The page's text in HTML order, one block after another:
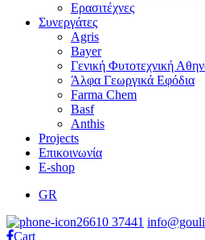
Ερασιτέχνες
Συνεργάτες
Agris
Bayer
Γενική Φυτοτεχνική
Άλφα Γεωργικά Εφόδια
Farma Chem
Basf
Anthis
Projects
Επικοινωνία
E-shop
GR
26610 37441
Cart